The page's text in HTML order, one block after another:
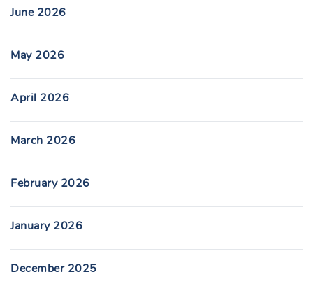
June 2026
May 2026
April 2026
March 2026
February 2026
January 2026
December 2025